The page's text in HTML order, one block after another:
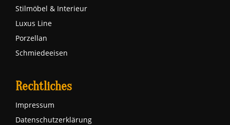
Stilmöbel & Interieur
Luxus Line
Porzellan
Schmiedeeisen
Rechtliches
Impressum
Datenschutzerklärung